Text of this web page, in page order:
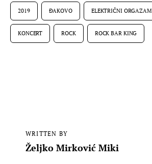
2019 ĐAKOVO ELEKTRIČNI ORGAZAM
KONCERT ROCK ROCK BAR KING
WRITTEN BY
Željko Mirković Miki